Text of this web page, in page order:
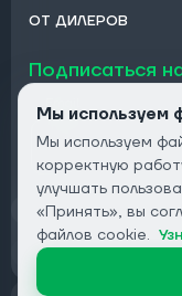
ОТ ДИЛЕРОВ
Подписаться
Мы используем
Мы используем
корректную
улучшать
«Принять», вы
файлов cookie.